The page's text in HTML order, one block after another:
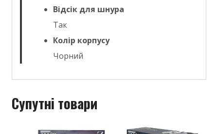
Відсік для шнура
Так
Колір корпусу
Чорний
Супутні товари